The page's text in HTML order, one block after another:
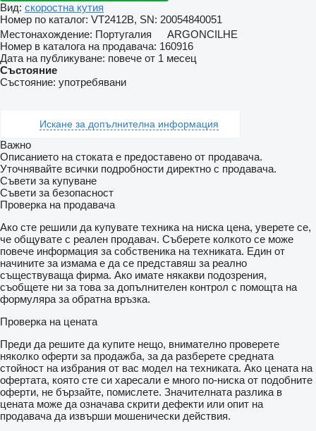
Вид: скоростна кутия
Номер по каталог: VT2412B, SN: 20054840051
Местонахождение: Португалия
ARGONCILHE
Номер в каталога на продавача: 160916
Дата на публикуване: повече от 1 месец
Състояние
Състояние: употребявани
Искане за допълнителна информация
Важно
Описанието на стоката е предоставено от продавача.
Уточнявайте всички подробности директно с продавача.
Съвети за купуване
Съвети за безопасност
Проверка на продавача
Ако сте решили да купувате техника на ниска цена, уверете се,
че общувате с реален продавач. Съберете колкото се може
повече информация за собственика на техниката. Един от
начините за измама е да се представяш за реално
съществуваща фирма. Ако имате някакви подозрения,
съобщете ни за това за допълнителен контрол с помощта на
формуляра за обратна връзка.
Проверка на цената
Преди да решите да купите нещо, внимателно проверете
няколко оферти за продажба, за да разберете средната
стойност на избрания от вас модел на техниката. Ако цената на
офертата, която сте си харесали е много по-ниска от подобните
оферти, не бързайте, помислете. Значителната разлика в
цената може да означава скрити дефекти или опит на
продавача да извърши мошенически действия.